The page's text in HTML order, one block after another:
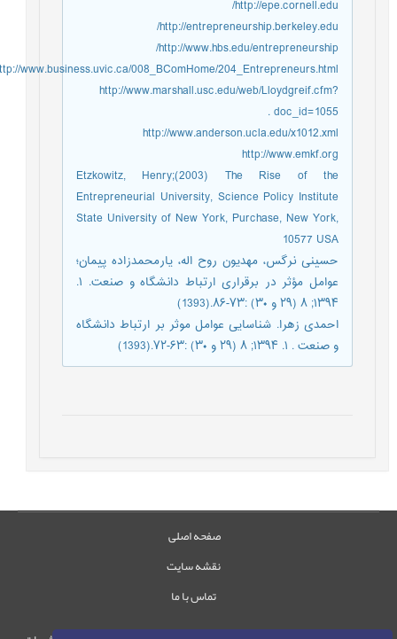
http://epe.cornell.edu/
http://entrepreneurship.berkeley.edu/
http://www.hbs.edu/entrepreneurship/
www.business.uvic.ca/008_BComHome/204_Entrepreneurs.html
http://www.marshall.usc.edu/web/Lloydgreif.cfm?
doc_id=1055 .
http://www.anderson.ucla.edu/x1012.xml
http://www.emkf.org
Etzkowitz, Henry;(2003) The Rise of the
Entrepreneurial University, Science Policy Institute
State University of New York, Purchase, New York,
10577 USA
حسینی نرگس، مهدیون روح اله، یارمحمدزاده پیمان؛
عوامل مؤثر در برقراری ارتباط دانشگاه و صنعت. ۱.
۱۳۹۴; ۸ (۲۹ و ۳۰) :۷۳-۸۶.(1393)
احمدی زهرا. شناسایی عوامل موثر بر ارتباط دانشگاه
و صنعت . ۱. ۱۳۹۴; ۸ (۲۹ و ۳۰) :۶۳-۷۲.(1393)
صفحه اصلی
نقشه سایت
تماس با ما